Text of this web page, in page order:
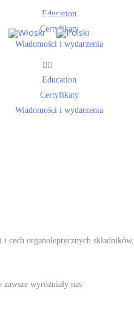
Education
Certyfikaty
Wiadomości i wydarzenia
Education
Certyfikaty
Wiadomości i wydarzenia
cech organoleptycznych składników,
wyróżniały nas